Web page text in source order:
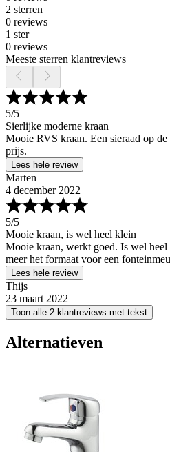
2 sterren
0 reviews
1 ster
0 reviews
Meeste sterren klantreviews
5/5
Sierlijke moderne kraan
Mooie RVS kraan. Een sieraad op
prijs.
Lees hele review
Marten
4 december 2022
5/5
Mooie kraan, is wel heel klein
Mooie kraan, werkt goed. Is wel
meer het formaat voor een
Lees hele review
Thijs
23 maart 2022
Toon alle 2 klantreviews met tekst
Alternatieven